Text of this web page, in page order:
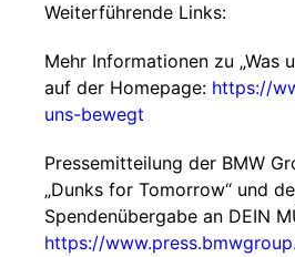
Weiterführende Links:
Mehr Informationen zu „Was
auf der Homepage: https://
uns-bewegt
Pressemitteilung der BMW
„Dunks for Tomorrow“ und
Spendenübergabe an DEIN
https://